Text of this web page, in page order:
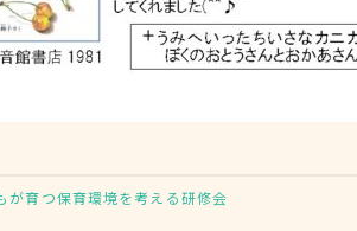
が育つ保育環境を考える研修会